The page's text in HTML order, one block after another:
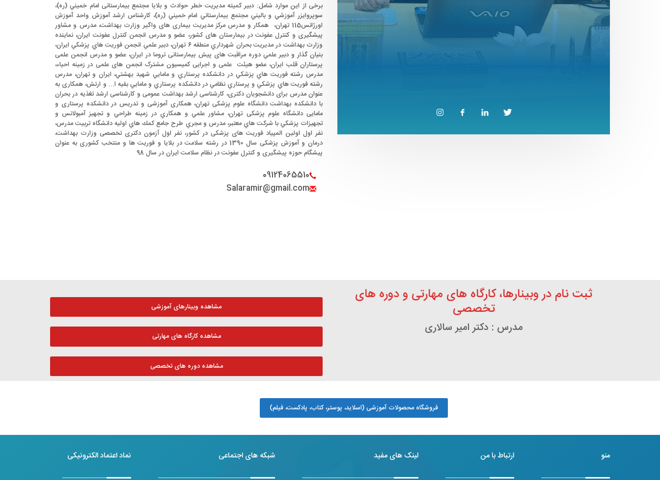
برخی از این موارد شامل: دبير كميته مدیریت خطر حوادث و بلایا مجتمع بيمارستانی امام خميني (ره)،
سوپروايزر آموزشي و باليني مجتمع بيمارستاني امام خميني (ره)، کارشناس ارشد آموزش واحد آموزش
اورژانس115 تهران، همکار و مدرس مرکز مدیریت بیماری های واگیر وزارت بهداشت، مدرس و مشاور
پیشگیری و کنترل عفونت در بیمارستان های کشور، عضو و مدرس انجمن کنترل عفونت ایران، نماينده
وزارت بهداشت در مديريت بحران شهرداري منطقه 6 تهران، دبیر علمي انجمن فوريت هاي پزشكي ايران،
بنیان گذار و دبیر علمي دوره مراقبت های پیش بیمارستانی تروما در ایران، عضو و مدرس انجمن علمی
پرستاران قلب ایران، عضو هیئت علمی و اجرایی کمیسیون مشترک انجمن های علمی در زمینه احیاء،
مدرس رشته فوريت هاي پزشكي در دانشكده پرستاري و مامايي شهيد بهشتي، ايران و تهران، مدرس
رشته فوريت هاي پزشكي و پرستاري نظامي در دانشكده پرستاري و مامايي بقيه ا... و ارتش، همکاری به
عنوان مدرس برای دانشجویان دکتری، کارشناسی ارشد بهداشت عمومی و کارشناسی ارشد تغذیه در بحران
با دانشکده بهداشت دانشگاه علوم پزشکی تهران، همکاری آموزشی و تدریس در دانشکده پرستاری و
مامایی دانشگاه علوم پزشکی تهران، مشاور علمي و همكاري در زمينه طراحي و تجهيز آمبولانس و
تجهيزات پزشكي با شركت هاي معتبر، مدرس و مجري طرح جامع كمك هاي اوليه دانشگاه تربيت مدرس،
نفر اول اولین المپیاد فوریت های پزشکی در کشور، نفر اول آزمون دکتری تخصصی وزارت بهداشت،
درمان و آموزش پزشکی سال 1390 در رشته سلامت در بلایا و فوریت ها و منتخب کشوری به عنوان
پیشگام حوزه پیشگیری و کنترل عفونت در نظام سلامت ایران در سال 98
09124065510
Salaramir@gmail.com
ثبت نام در وبینارها، کارگاه های مهارتی و دوره های
تخصصی
مدرس : دکتر امیر سالاری
مشاهده وبینارهای آموزشی
مشاهده کارگاه های مهارتی
مشاهده دوره های تخصصی
فروشگاه محصولات آموزشی (اسلاید، پوستر، کتاب، پادکست، فیلم)
منو ارتباط با من لینک های مفید شبکه های اجتماعی نماد اعتماد الکترونیکی